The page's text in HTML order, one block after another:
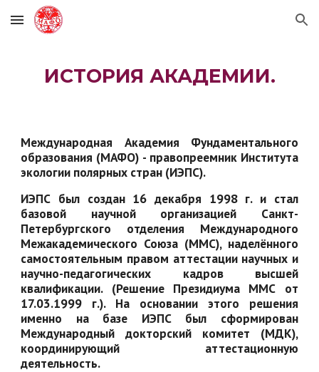
Skip to main content Skip to navigation
ИСТОРИЯ АКАДЕМИИ.
Международная Академия Фундаментального
образования (МАФО) - правопреемник Института
экологии полярных стран (ИЭПС).
ИЭПС был создан 16 декабря 1998 г. и стал
базовой научной организацией Санкт-
Петербургского отделения Международного
Межакадемического Союза (ММС), наделённого
самостоятельным правом аттестации научных и
научно-педагогических кадров высшей
квалификации. (Решение Президиума ММС от
17.03.1999 г.). На основании этого решения
именно на базе ИЭПС был сформирован
Международный докторский комитет (МДК),
координирующий аттестационную
деятельность.